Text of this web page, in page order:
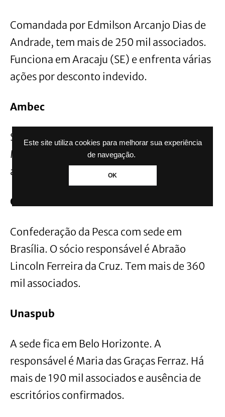
Este site utiliza cookies para melhorar sua experiência
de navegação.
OK
Comandada por Edmilson Arcanjo Dias de
Andrade, tem mais de 250 mil associados.
Funciona em Aracaju (SE) e enfrenta várias
ações por desconto indevido.
Ambec
Situada em São Paulo (SP), tem como sócia
Marilisa Moran Garcia. A AGU registrou
apenas um funcionário presente na visita.
CBPA
Confederação da Pesca com sede em
Brasília. O sócio responsável é Abraão
Lincoln Ferreira da Cruz. Tem mais de 360
mil associados.
Unaspub
A sede fica em Belo Horizonte. A
responsável é Maria das Graças Ferraz. Há
mais de 190 mil associados e ausência de
escritórios confirmados.